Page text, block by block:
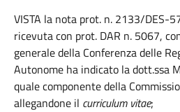
VISTA la nota prot. n. 2133/DES-
ricevuta con prot. DAR n. 5067,
generale della Conferenza delle
Autonome ha indicato la dott.ssa
quale componente della
allegandone il curriculum vitae;